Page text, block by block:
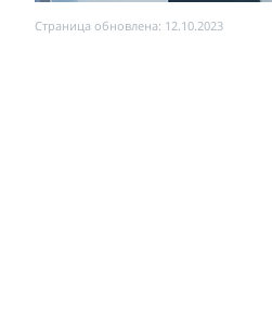
Страница обновлена: 12.10.2023